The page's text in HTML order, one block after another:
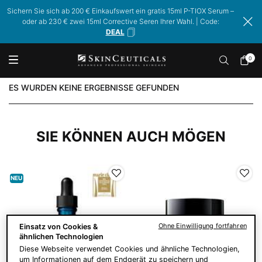
Sichern Sie sich ab 200 € Einkaufswert ein gratis 15ml P-TIOX Serum –
oder ab 230 € zwei 15ml Corrective Seren Ihrer Wahl. | Code:
DEAL
Mein
0
0
Hauptinhalt
ES WURDEN KEINE ERGEBNISSE GEFUNDEN
SIE KÖNNEN AUCH MÖGEN
NEU
Einsatz von Cookies &
ähnlichen Technologien
Diese Webseite verwendet Cookies und ähnliche Technologien,
um Informationen auf dem Endgerät zu speichern und
Ohne Einwilligung fortfahren